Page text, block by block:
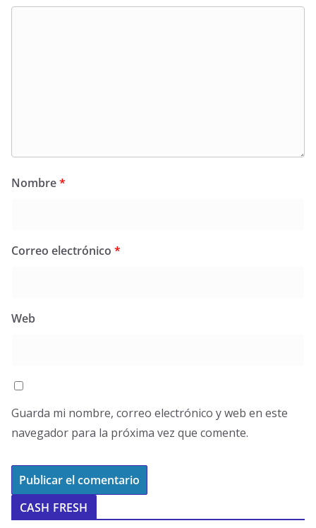
Nombre*
Correo electrónico *
Web
Guarda mi nombre, correo electrónico y web en este
navegador para la próxima vez que comente.
CASH FRESH